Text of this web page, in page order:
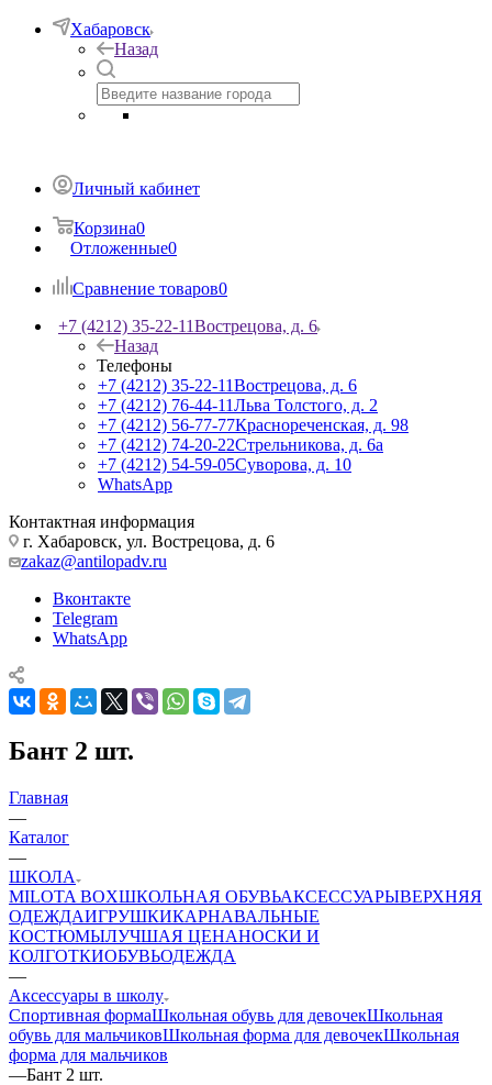
Хабаровск
Назад
Личный кабинет
Корзина0
Отложенные0
Сравнение товаров0
+7 (4212) 35-22-11Вострецова, д. 6
Назад
Телефоны
+7 (4212) 35-22-11Вострецова, д. 6
+7 (4212) 76-44-11Льва Толстого, д. 2
+7 (4212) 56-77-77Краснореченская, д. 98
+7 (4212) 74-20-22Стрельникова, д. 6а
+7 (4212) 54-59-05Суворова, д. 10
WhatsApp
Контактная информация
г. Хабаровск, ул. Вострецова, д. 6
zakaz@antilopadv.ru
Вконтакте
Telegram
WhatsApp
Бант 2 шт.
Главная
—
Каталог
—
ШКОЛА
MILOTA BOXШКОЛЬНАЯ ОБУВЬАКСЕССУАРЫВЕРХНЯЯ
ОДЕЖДАИГРУШКИКАРНАВАЛЬНЫЕ
КОСТЮМЫЛУЧШАЯ ЦЕНАНОСКИ И
КОЛГОТКИОБУВЬОДЕЖДА
—
Аксессуары в школу
Спортивная формаШкольная обувь для девочекШкольная
обувь для мальчиковШкольная форма для девочекШкольная
форма для мальчиков
—Бант 2 шт.